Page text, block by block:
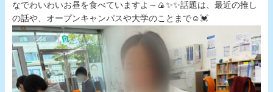
なでわいわいお昼を食べていますよ～🍙✨✨話題は、最近の推し
の話や、オープンキャンパスや大学のことまで☺️💓